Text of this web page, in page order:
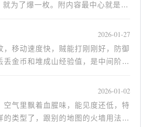
为了爆一枚。附内容最中心就是护
移动速度快，贼能打刚刚好，防御
金币和堆成山经验值，是中间阶段
2026-01-27
气里飘着血腥味，能见度还低，特
类型了，跟别的地图的火墙用法完
2026-01-02